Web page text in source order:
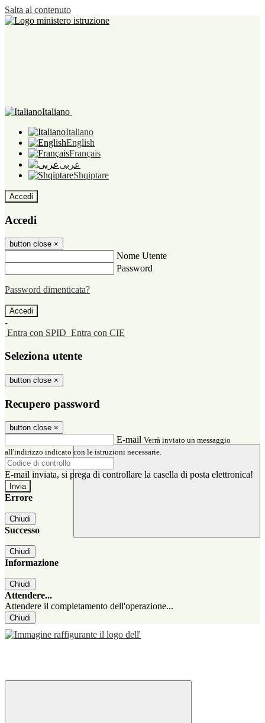
Salta al contenuto
Italiano
Italiano
English
Français
عربى
Shqiptare
Accedi
Accedi
button close ×
Nome Utente
Password
Password dimenticata?
-
Entra con SPID Entra con CIE
Seleziona utente
button close ×
Recupero password
button close ×
E-mail Verrà inviato un messaggio
all'indirizzo indicato con le istruzioni necessarie.
E-mail inviata, si prega di controllare la casella di posta elettronica!
Errore
Chiudi
Successo
Chiudi
Informazione
Chiudi
Attendere...
Attendere il completamento dell'operazione...
Chiudi